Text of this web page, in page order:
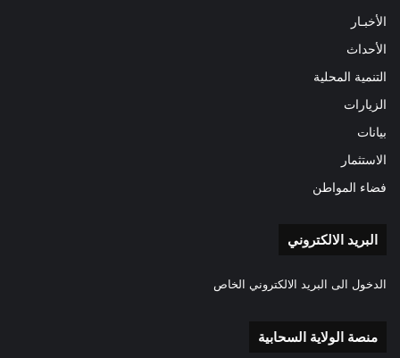
الأخبـار
الأحداث
التنمية المحلية
الزيارات
بيانات
الاستثمار
فضاء المواطن
البريد الالكتروني
الدخول الى البريد الالكتروني الخاص
منصة الولاية السحابية